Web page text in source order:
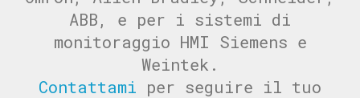
ABB, e per i sistemi di
monitoraggio HMI Siemens e
Weintek.
Contattami per seguire il tuo